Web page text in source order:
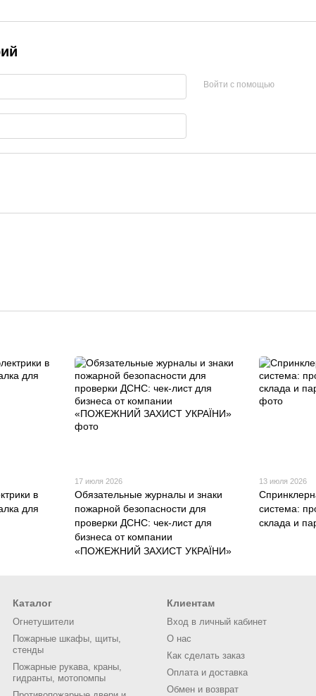
Войти с помощью
в
для
17 июля 2026
Обязательные журналы и знаки
пожарной безопасности для
проверки ДСНС: чек-лист для
бизнеса от компании
«ПОЖЕЖНИЙ ЗАХИСТ УКРАЇНИ»
13 июля 2026
система:
склада и
Каталог
Огнетушители
Пожарные шкафы, щиты,
стенды
Пожарные рукава, краны,
гидранты, мотопомпы
Клиентам
Вход в личный кабинет
О нас
Как сделать заказ
Оплата и доставка
Обмен и возврат